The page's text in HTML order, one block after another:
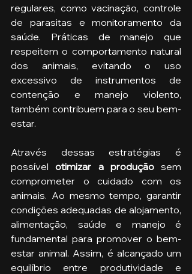
regulares, como vacinação, controle
de parasitas e monitoramento da
saúde. Práticas de manejo que
respeitem o comportamento natural
dos animais, evitando o uso
excessivo de instrumentos de
contenção e manejo violento,
também contribuem para o seu bem-
estar.
Através dessas estratégias é
possível otimizar a produção sem
comprometer o cuidado com os
animais. Ao mesmo tempo, garantir
condições adequadas de alojamento,
alimentação, saúde e manejo é
fundamental para promover o bem-
estar animal. Assim, é alcançado um
equilíbrio entre produtividade e